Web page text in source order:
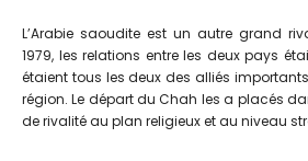
L’Arabie saoudite est un autre grand
1979, les relations entre les deux pays
étaient tous les deux des alliés
région. Le départ du Chah les a placés
de rivalité au plan religieux et au niveau